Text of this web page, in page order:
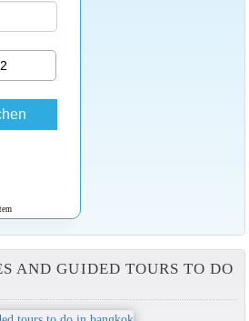
AND GUIDED TOURS TO DO